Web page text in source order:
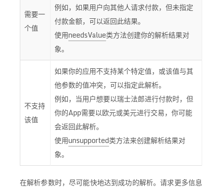
需要一
个值
例如，如果用户向其他人请求付款，但未指定
付款金额，可以返回此结果。
使用needsValue类方法创建你的解析结果对
象。
不支持
该值
如果你的应用不支持某个特定值，或该值与其
他参数的值冲突，可以指定此解析。
例如，当用户想要以瑞士法郎进行付款时，但
你的App需要以欧元或美元进行交易，你可能
会返回此解析。
使用unsupported类方法来创建解析结果对
象。
在解析参数时，尽可能快地达到成功的解析。请求更多信息